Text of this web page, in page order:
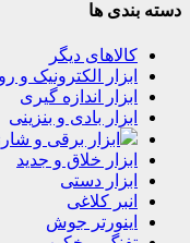
دسته بندی ها
کالاهای دیگر
ابزار الکترونیک و
ابزار اندازه گیری
ابزار بادی و بنزینی
ابزار برقی و
ابزار خلاق و جدید
ابزار دستی
انبر کلاغی
اینورتر جوش